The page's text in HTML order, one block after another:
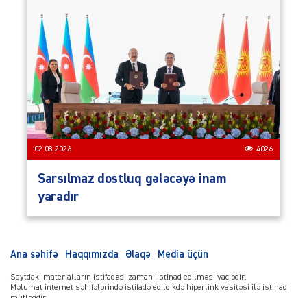
02.08.2026 4026
Sarsılmaz dostluq gələcəyə inam
yaradır
Ana səhifə Haqqımızda Əlaqə Media üçün
Saytdakı materialların istifadəsi zamanı istinad edilməsi vacibdir.
Məlumat internet səhifələrində istifadə edildikdə hiperlink vasitəsi ilə istinad